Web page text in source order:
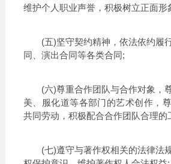
维护个人职业声誉，积极树立正面形
(五)坚守契约精神，依法依约履
同、演出合同等各类合同;
(六)尊重合作团队与合作对象，
美、服化道等各部门的艺术创作，
共同劳动，积极配合合作团队合理的
(七)遵守与著作权相关的法律法